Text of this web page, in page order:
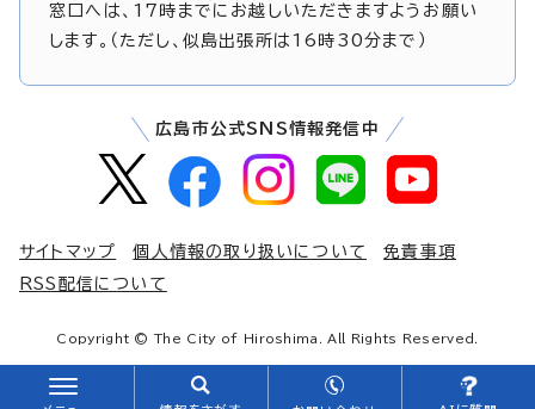
窓口へは、17時までにお越しいただきますようお願い
します。（ただし、似島出張所は16時30分まで）
広島市公式SNS情報発信中
サイトマップ 個人情報の取り扱いについて
免責事項
RSS配信について
Copyright © The City of Hiroshima. All Rights Reserved.